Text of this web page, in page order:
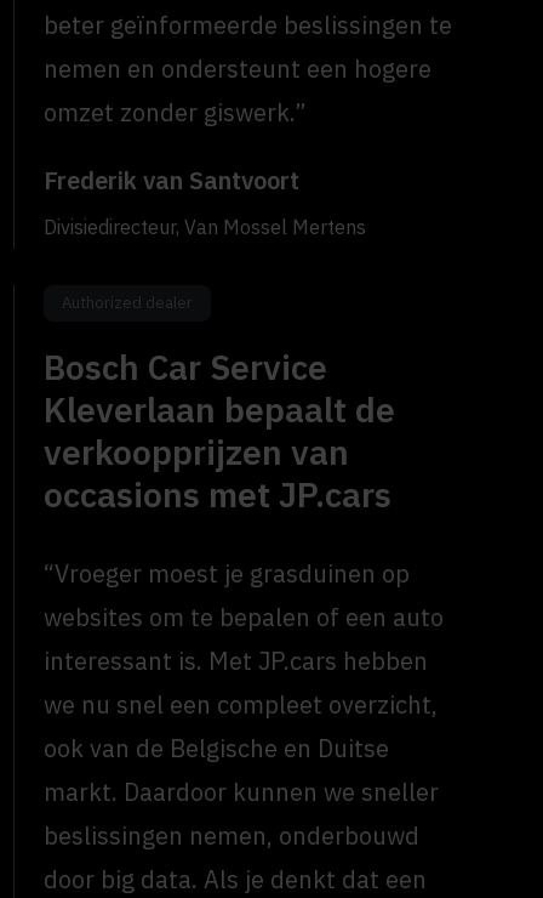
beter geïnformeerde beslissingen te
nemen en ondersteunt een hogere
omzet zonder giswerk.”
Frederik van Santvoort
Divisiedirecteur, Van Mossel Mertens
Authorized dealer
Bosch Car Service
Kleverlaan bepaalt de
verkoopprijzen van
occasions met JP.cars
“Vroeger moest je grasduinen op
websites om te bepalen of een auto
interessant is. Met JP.cars hebben
we nu snel een compleet overzicht,
ook van de Belgische en Duitse
markt. Daardoor kunnen we sneller
beslissingen nemen, onderbouwd
door big data. Als je denkt dat een